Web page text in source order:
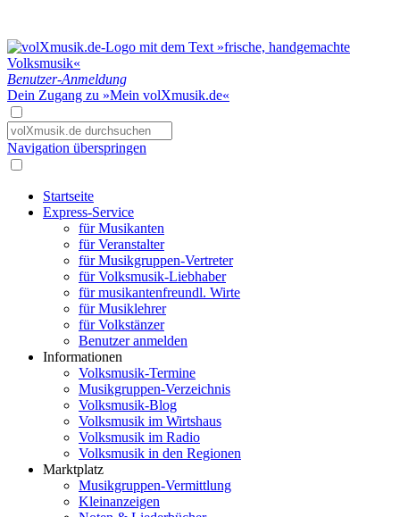
Benutzer-Anmeldung
Dein Zugang zu »Mein volXmusik.de«
Navigation überspringen
Startseite
Express-Service
für Musikanten
für Veranstalter
für Musikgruppen-Vertreter
für Volksmusik-Liebhaber
für musikantenfreundl. Wirte
für Musiklehrer
für Volkstänzer
Benutzer anmelden
Informationen
Volksmusik-Termine
Musikgruppen-Verzeichnis
Volksmusik-Blog
Volksmusik im Wirtshaus
Volksmusik im Radio
Volksmusik in den Regionen
Marktplatz
Musikgruppen-Vermittlung
Kleinanzeigen